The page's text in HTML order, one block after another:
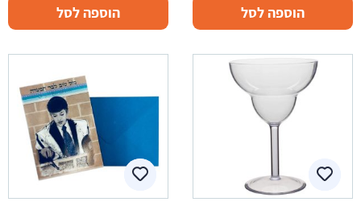
הוספה לסל הוספה לסל